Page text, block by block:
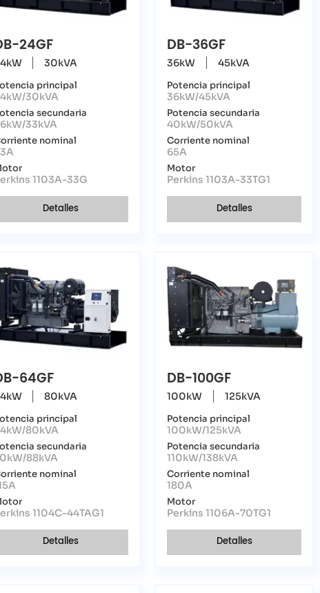
24GF
30kVA
principal
30kVA
secundaria
33kVA
nominal
1103A-33G
Detalles
DB-36GF
36kW 45kVA
Potencia principal
36kW/45kVA
Potencia secundaria
40kW/50kVA
Corriente nominal
65A
Motor
Perkins 1103A-33TG1
Detalles
64GF
80kVA
principal
80kVA
secundaria
88kVA
nominal
1104C-44TAG1
Detalles
DB-100GF
100kW 125kVA
Potencia principal
100kW/125kVA
Potencia secundaria
110kW/138kVA
Corriente nominal
180A
Motor
Perkins 1106A-70TG1
Detalles